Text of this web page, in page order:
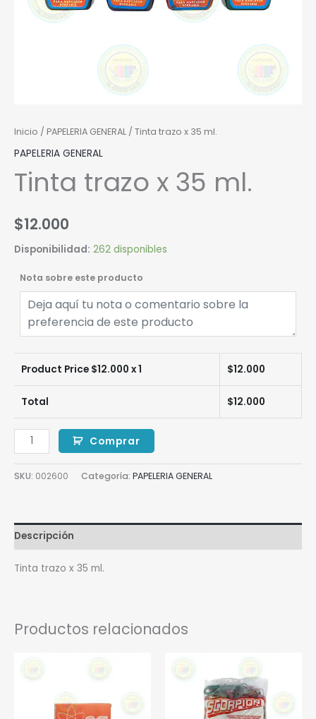
Inicio / PAPELERIA GENERAL / Tinta trazo x 35 ml.
PAPELERIA GENERAL
Tinta trazo x 35 ml.
$12.000
Disponibilidad: 262 disponibles
Nota sobre este producto
Product Price $12.000 x 1 $12.000
Total $12.000
Comprar
SKU: 002600 Categoría: PAPELERIA GENERAL
Descripción
Tinta trazo x 35 ml.
Productos relacionados